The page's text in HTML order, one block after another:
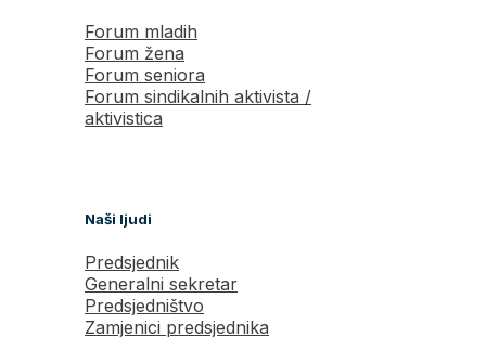
Forum mladih
Forum žena
Forum seniora
Forum sindikalnih aktivista /
aktivistica
Naši ljudi
Predsjednik
Generalni sekretar
Predsjedništvo
Zamjenici predsjednika